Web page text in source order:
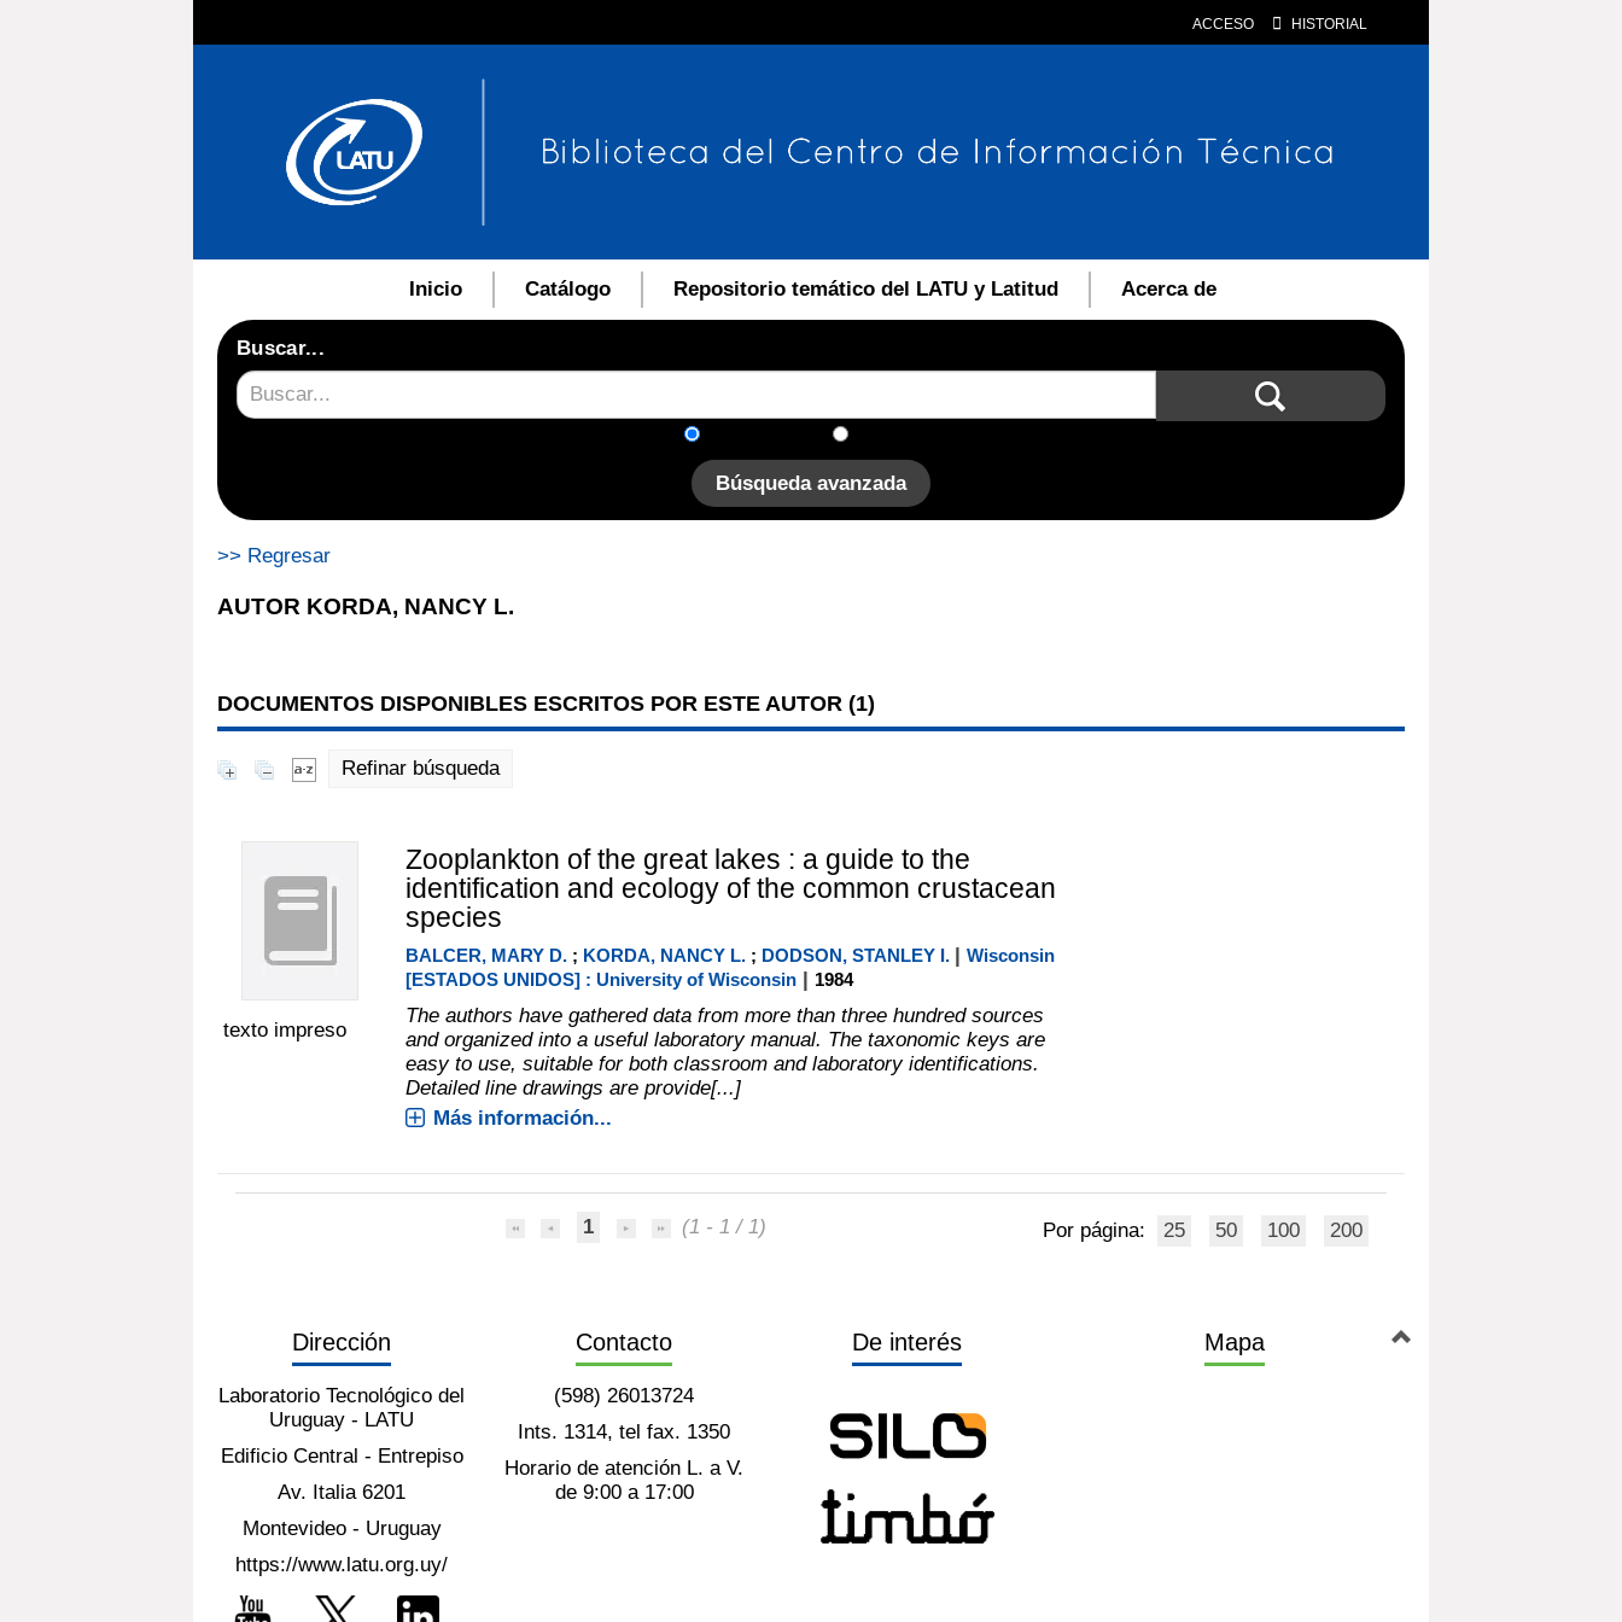
ACCESO HISTORIAL
Inicio Catálogo Repositorio temático del LATU y Latitud Acerca de
Buscar...
Búsqueda avanzada
>> Regresar
AUTOR KORDA, NANCY L.
DOCUMENTOS DISPONIBLES ESCRITOS POR ESTE AUTOR (1)
Refinar búsqueda
texto impreso
Zooplankton of the great lakes : a guide to the
identification and ecology of the common crustacean
species
BALCER, MARY D.; KORDA, NANCY L.; DODSON, STANLEY I. | Wisconsin
[ESTADOS UNIDOS] : University of Wisconsin| 1984
The authors have gathered data from more than three hundred sources
and organized into a useful laboratory manual. The taxonomic keys are
easy to use, suitable for both classroom and laboratory identifications.
Detailed line drawings are provide[...]
Más información...
1 (1 - 1 / 1) Por página: 25 50 100 200
Dirección
Laboratorio Tecnológico del
Uruguay - LATU
Edificio Central - Entrepiso
Av. Italia 6201
Montevideo - Uruguay
https://www.latu.org.uy/
Contacto
(598) 26013724
Ints. 1314, tel fax. 1350
Horario de atención L. a V.
de 9:00 a 17:00
De interés Mapa